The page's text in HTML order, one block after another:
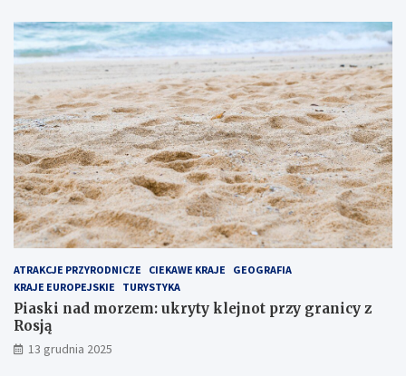
j
p
o
p
u
l
a
r
n
i
e
j
s
z
e
m
i
e
j
s
t
p
r
z
y
g
r
a
n
i
c
y
z
R
o
s
j
ą
ATRAKCJE PRZYRODNICZE CIEKAWE KRAJE
GEOGRAFIA
KRAJE EUROPEJSKIE
TURYSTYKA
Piaski nad morzem: ukryty klejnot przy granicy z
Rosją
13 grudnia 2025